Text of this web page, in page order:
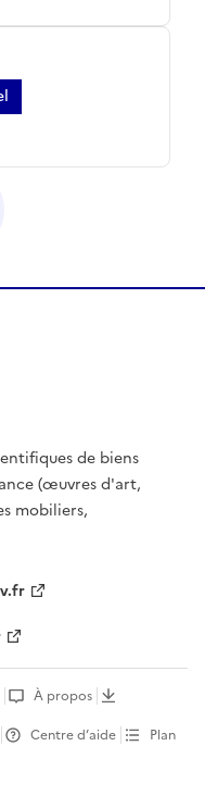
de biens
(œuvres d'art,
mobiliers,
À propos
Centre d’aide
Plan